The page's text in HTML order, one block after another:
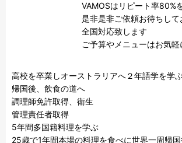
VAMOSはリピート率80%
是非是非ご依頼お待ちして
全国対応致します
ご予算やメニューはお気
高校を卒業しオーストラリアへ２年語学を学ぶ
帰国後、飲食の道へ
調理師免許取得、衛生
管理責任者取得
5年間多国籍料理を学ぶ
25歳で1年間本場の料理を食べに世界一周帰